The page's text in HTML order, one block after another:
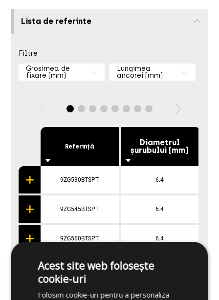
Lista de referinte
Filtre
Grosimea de
fixare (mm)
Lungimea
ancorei [mm]
Referință
9ZG530BTSPT
9ZG545BTSPT
9ZG560BTSPT
Diametrul
șurubului (mm)
6.4
6.4
6.4
Acest site web folosește
cookie-uri
Folosim cookie-uri pentru a personaliza